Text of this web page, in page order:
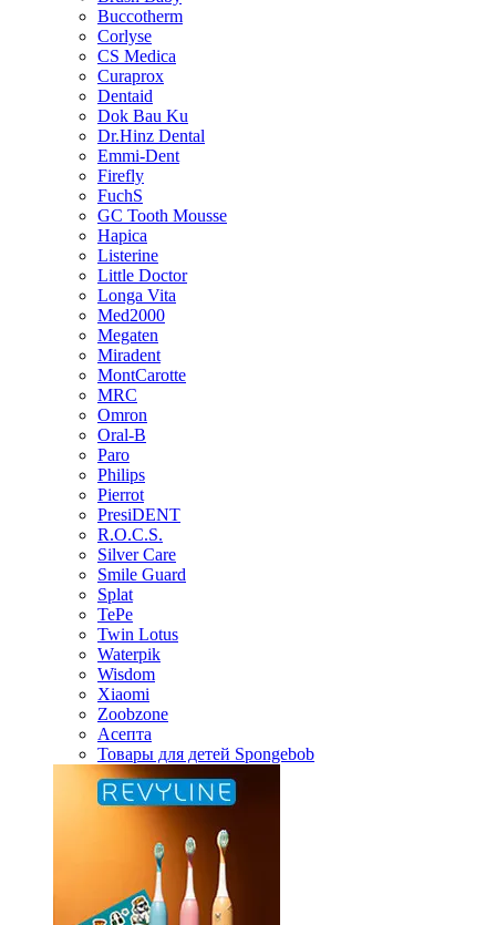
Buccotherm
Corlyse
CS Medica
Curaprox
Dentaid
Dok Bau Ku
Dr.Hinz Dental
Emmi-Dent
Firefly
FuchS
GC Tooth Mousse
Hapica
Listerine
Little Doctor
Longa Vita
Med2000
Megaten
Miradent
MontCarotte
MRC
Omron
Oral-B
Paro
Philips
Pierrot
PresiDENT
R.O.C.S.
Silver Care
Smile Guard
Splat
TePe
Twin Lotus
Waterpik
Wisdom
Xiaomi
Zoobzone
Асепта
Товары для детей Spongebob